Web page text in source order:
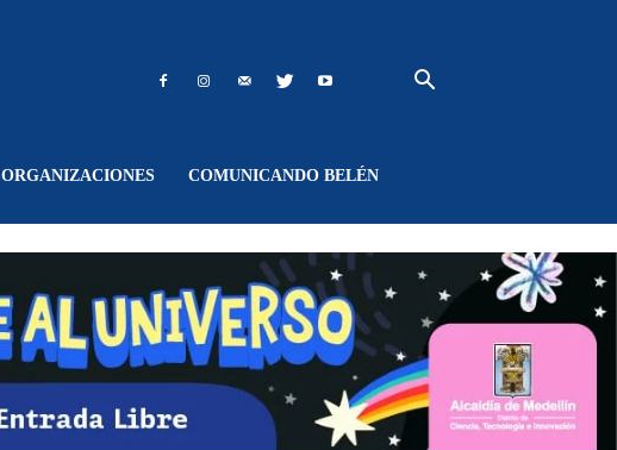
ORGANIZACIONES COMUNICANDO BELÉN